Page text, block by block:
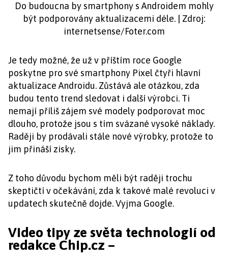
Do budoucna by smartphony s Androidem mohly
být podporovány aktualizacemi déle. | Zdroj:
internetsense/Foter.com
Je tedy možné, že už v příštím roce Google
poskytne pro své smartphony Pixel čtyři hlavní
aktualizace Androidu. Zůstává ale otázkou, zda
budou tento trend sledovat i další výrobci. Ti
nemají příliš zájem své modely podporovat moc
dlouho, protože jsou s tím svázané vysoké náklady.
Raději by prodávali stále nové výrobky, protože to
jim přináší zisky.
Z toho důvodu bychom měli být raději trochu
skeptičtí v očekávání, zda k takové malé revoluci v
updatech skutečně dojde. Vyjma Google.
Video tipy ze světa technologií od
redakce Chip.cz –